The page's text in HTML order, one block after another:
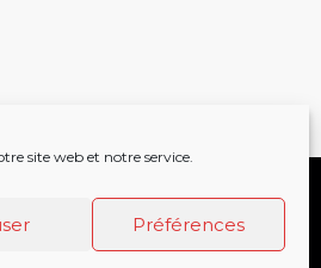
site web et notre service.
Préférences